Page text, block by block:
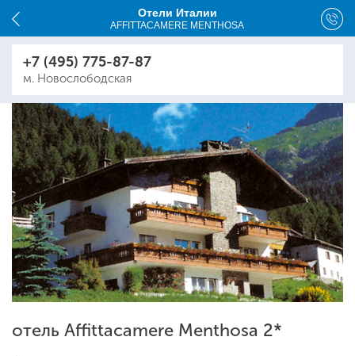
Отели Италии
AFFITTACAMERE MENTHOSA
+7 (495) 775-87-87
м. Новослободская
отель Affittacamere Menthosa 2*